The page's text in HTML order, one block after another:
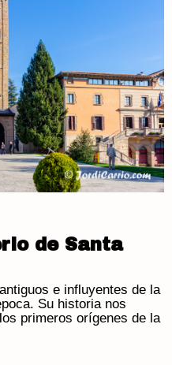
de Santa
e influyentes de la
Su historia nos
primeros orígenes de la